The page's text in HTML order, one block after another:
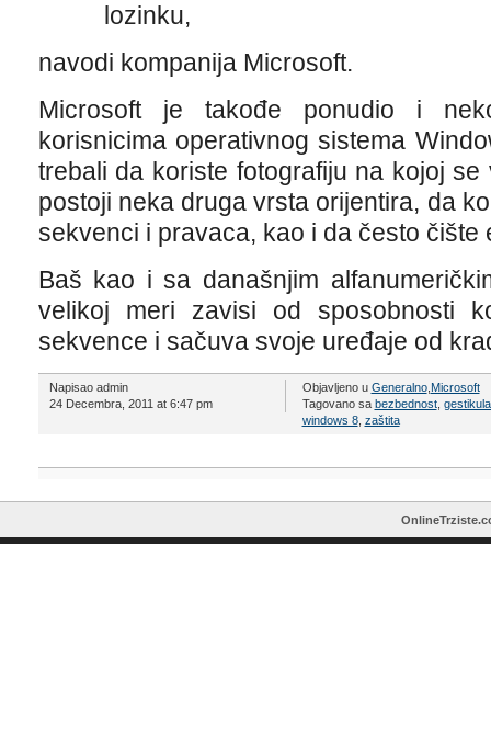
lozinku,
navodi kompanija Microsoft.
Microsoft je takođe ponudio i
korisnicima operativnog sistema
trebali da koriste fotografiju na kojoj
postoji neka druga vrsta orijentira, da
sekvenci i pravaca, kao i da često čište
Baš kao i sa današnjim
velikoj meri zavisi od sposobnosti
sekvence i sačuva svoje uređaje od
Napisao admin
24 Decembra, 2011 at 6:47 pm
Objavljeno u Generalno, Microsoft
Tagovano sa bezbednost,
windows 8, zaštita